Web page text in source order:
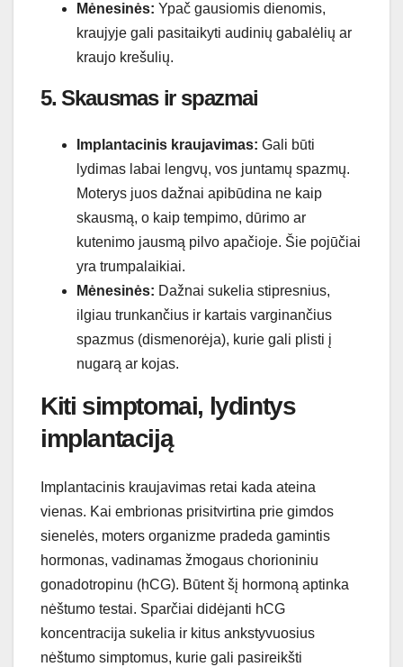
Mėnesinės: Ypač gausiomis dienomis,
kraujyje gali pasitaikyti audinių gabalėlių ar
kraujo krešulių.
5. Skausmas ir spazmai
Implantacinis kraujavimas: Gali būti
lydimas labai lengvų, vos juntamų spazmų.
Moterys juos dažnai apibūdina ne kaip
skausmą, o kaip tempimo, dūrimo ar
kutenimo jausmą pilvo apačioje. Šie pojūčiai
yra trumpalaikiai.
Mėnesinės: Dažnai sukelia stipresnius,
ilgiau trunkančius ir kartais varginančius
spazmus (dismenorėja), kurie gali plisti į
nugarą ar kojas.
Kiti simptomai, lydintys
implantaciją
Implantacinis kraujavimas retai kada ateina
vienas. Kai embrionas prisitvirtina prie gimdos
sienelės, moters organizme pradeda gamintis
hormonas, vadinamas žmogaus chorioniniu
gonadotropinu (hCG). Būtent šį hormoną aptinka
nėštumo testai. Sparčiai didėjanti hCG
koncentracija sukelia ir kitus ankstyvuosius
nėštumo simptomus, kurie gali pasireikšti